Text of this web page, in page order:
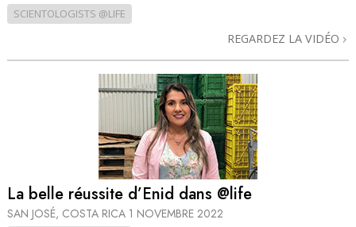
SCIENTOLOGISTS @LIFE
REGARDEZ LA VIDÉO
La belle réussite d’Enid dans @life
SAN JOSÉ, COSTA RICA 1 NOVEMBRE 2022